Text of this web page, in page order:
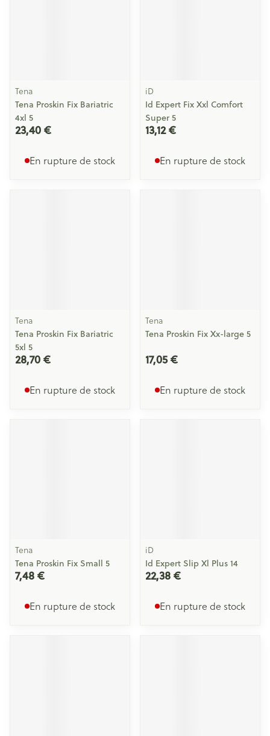
Tena
Tena Proskin Fix Bariatric
4xl 5
23,40 €
En rupture de stock
iD
Id Expert Fix Xxl Comfort
Super 5
13,12 €
En rupture de stock
Tena
Tena Proskin Fix Bariatric
5xl 5
28,70 €
En rupture de stock
Tena
Tena Proskin Fix Xx-large 5
17,05 €
En rupture de stock
Tena
Tena Proskin Fix Small 5
7,48 €
En rupture de stock
iD
Id Expert Slip Xl Plus 14
22,38 €
En rupture de stock